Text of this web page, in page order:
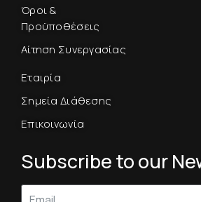
Όροι &
Προϋποθέσεις
Αίτηση Συνεργασίας
Εταιρία
Σημεία Διάθεσης
Επικοινωνία
Subscribe to our